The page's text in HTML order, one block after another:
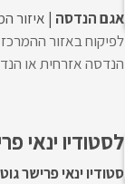
אגם הנדסה איזור
לפיקוח באזור
הנדסה אזרחית או
לסטודיו ינאי
סטודיו ינאי פרישר